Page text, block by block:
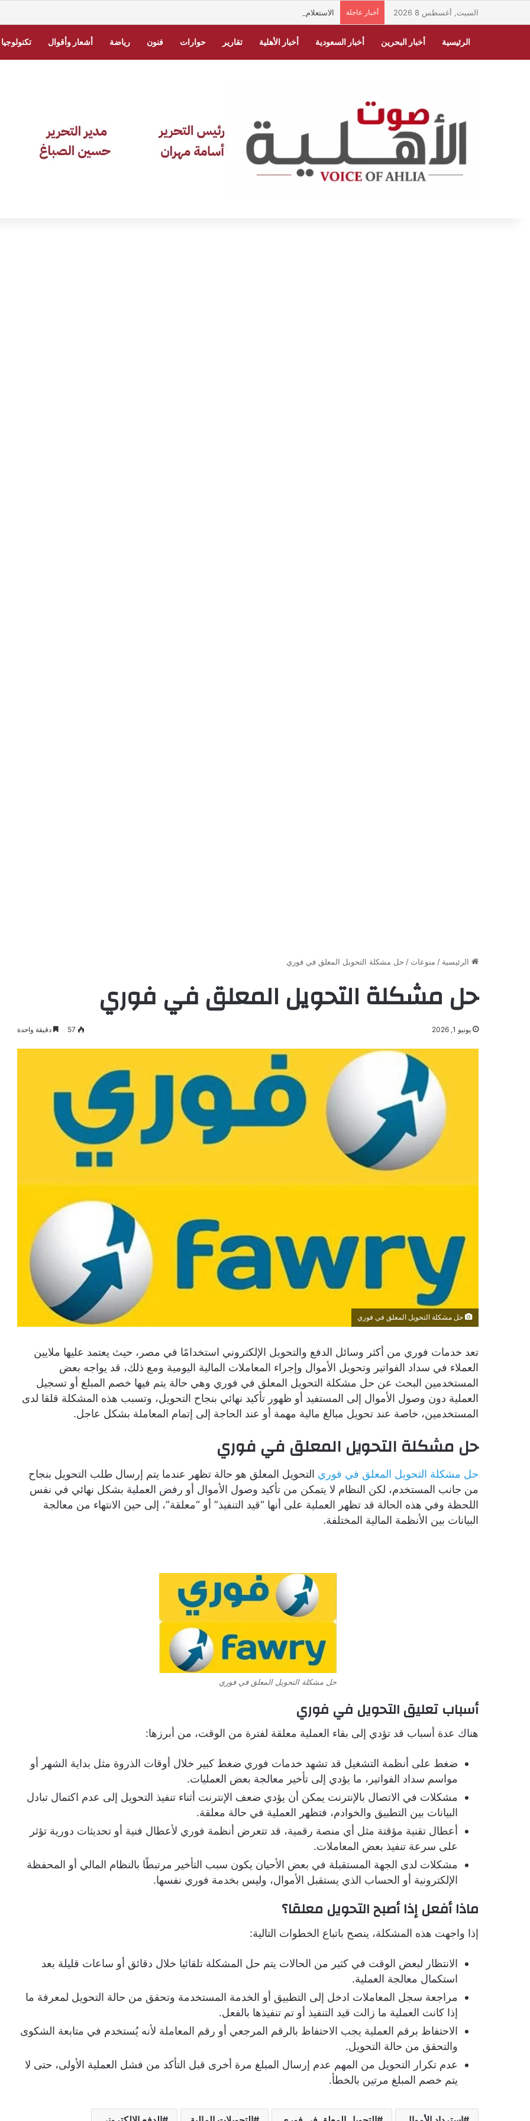
السبت, أغسطس 8 2026 أخبار عاجلة الاستعلام عن فاتورة الكهرباء في السعودية برقم الحساب عبر شركة الكهرباء
الرئيسية أخبار البحرين أخبار السعودية أخبار الأهلية تقارير حوارات فنون رياضة أشعار وأقوال
الرئيسية / منوعات / حل مشكلة التحويل المعلق في فوري
حل مشكلة التحويل المعلق في فوري
يونيو 1, 2026 57 دقيقة واحدة
حل مشكلة التحويل المعلق في فوري
تعد خدمات فوري من أكثر وسائل الدفع والتحويل الإلكتروني استخدامًا في مصر، حيث يعتمد عليها ملايين
العملاء في سداد الفواتير وتحويل الأموال وإجراء المعاملات المالية اليومية ومع ذلك، قد يواجه بعض
المستخدمين البحث عن حل مشكلة التحويل المعلق في فوري وهي حالة يتم فيها خصم المبلغ أو تسجيل
العملية دون وصول الأموال إلى المستفيد أو ظهور تأكيد نهائي بنجاح التحويل، وتسبب هذه المشكلة قلقا لدى
المستخدمين، خاصة عند تحويل مبالغ مالية مهمة أو عند الحاجة إلى إتمام المعاملة بشكل عاجل.
حل مشكلة التحويل المعلق في فوري
حل مشكلة التحويل المعلق في فوري التحويل المعلق هو حالة تظهر عندما يتم إرسال طلب التحويل بنجاح
من جانب المستخدم، لكن النظام لا يتمكن من تأكيد وصول الأموال أو رفض العملية بشكل نهائي في نفس
اللحظة وفي هذه الحالة قد تظهر العملية على أنها “قيد التنفيذ” أو “معلقة”، إلى حين الانتهاء من معالجة
البيانات بين الأنظمة المالية المختلفة.
حل مشكلة التحويل المعلق في فوري
أسباب تعليق التحويل في فوري
هناك عدة أسباب قد تؤدي إلى بقاء العملية معلقة لفترة من الوقت، من أبرزها:
ضغط على أنظمة التشغيل قد تشهد خدمات فوري ضغط كبير خلال أوقات الذروة مثل بداية الشهر أو
مواسم سداد الفواتير، ما يؤدي إلى تأخير معالجة بعض العمليات.
مشكلات في الاتصال بالإنترنت يمكن أن يؤدي ضعف الإنترنت أثناء تنفيذ التحويل إلى عدم اكتمال تبادل
البيانات بين التطبيق والخوادم، فتظهر العملية في حالة معلقة.
أعطال تقنية مؤقتة مثل أي منصة رقمية، قد تتعرض أنظمة فوري لأعطال فنية أو تحديثات دورية تؤثر
على سرعة تنفيذ بعض المعاملات.
مشكلات لدى الجهة المستقبلة في بعض الأحيان يكون سبب التأخير مرتبطًا بالنظام المالي أو المحفظة
الإلكترونية أو الحساب الذي يستقبل الأموال، وليس بخدمة فوري نفسها.
ماذا أفعل إذا أصبح التحويل معلقا؟
إذا واجهت هذه المشكلة، ينصح باتباع الخطوات التالية:
الانتظار لبعض الوقت في كثير من الحالات يتم حل المشكلة تلقائيا خلال دقائق أو ساعات قليلة بعد
استكمال معالجة العملية.
مراجعة سجل المعاملات ادخل إلى التطبيق أو الخدمة المستخدمة وتحقق من حالة التحويل لمعرفة ما
إذا كانت العملية ما زالت قيد التنفيذ أو تم تنفيذها بالفعل.
الاحتفاظ برقم العملية يجب الاحتفاظ بالرقم المرجعي أو رقم المعاملة لأنه يُستخدم في متابعة الشكوى
والتحقق من حالة التحويل.
عدم تكرار التحويل من المهم عدم إرسال المبلغ مرة أخرى قبل التأكد من فشل العملية الأولى، حتى لا
يتم خصم المبلغ مرتين بالخطأ.